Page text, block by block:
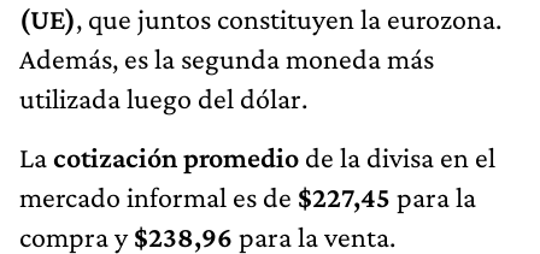
(UE), que juntos constituyen la eurozona.
Además, es la segunda moneda más
utilizada luego del dólar.
Lacotización promedio de la divisa en el
mercado informal es de $227,45 para la
compra y$238,96 para la venta.